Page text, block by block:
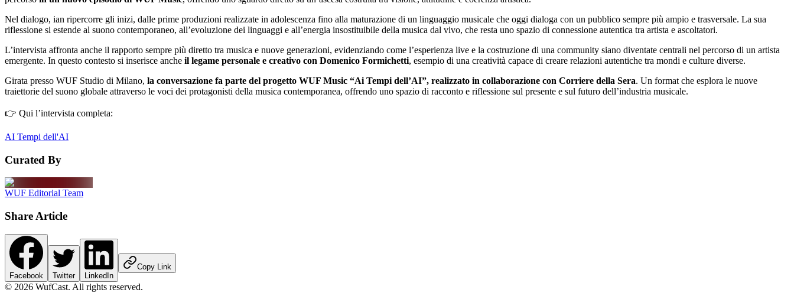
Nel dialogo, ian ripercorre gli inizi, dalle prime produzioni realizzate in adolescenza fino alla maturazione di un linguaggio musicale che oggi dialoga con un pubblico sempre più ampio e trasversale. La sua
riflessione si estende al suono contemporaneo, all’evoluzione dei linguaggi e all’energia insostituibile della musica dal vivo, che resta uno spazio di connessione autentica tra artista e ascoltatori.
L’intervista affronta anche il rapporto sempre più diretto tra musica e nuove generazioni, evidenziando come l’esperienza live e la costruzione di una community siano diventate centrali nel percorso di un artista
emergente. In questo contesto si inserisce anche il legame personale e creativo con Domenico Formichetti, esempio di una creatività capace di creare relazioni autentiche tra mondi e culture diverse.
Girata presso WUF Studio di Milano, la conversazione fa parte del progetto WUF Music “Ai Tempi dell’AI”, realizzato in collaborazione con Corriere della Sera. Un format che esplora le nuove
traiettorie del suono globale attraverso le voci dei protagonisti della musica contemporanea, offrendo uno spazio di racconto e riflessione sul presente e sul futuro dell’industria musicale.
👉 Qui l’intervista completa:
AI Tempi dell'AI
Curated By
WUF Editorial Team
Share Article
Facebook Twitter LinkedIn
Copy Link
© 2026 WufCast. All rights reserved.